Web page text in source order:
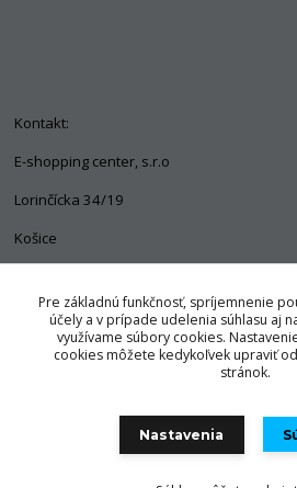
Kontakt:
E-shopping center, s.r.o
Lorinčícka 34/19
Košice
+421 903 563 637
info@pozorpes.sk
Pre základnú funkčnosť, spríjemnenie
účely a v prípade udelenia súhlasu aj
využívame súbory cookies.
cookies môžete kedykoľvek upraviť
stránok.
Nastavenia